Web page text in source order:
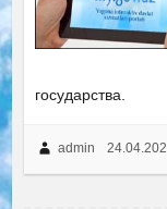
государства.
admin